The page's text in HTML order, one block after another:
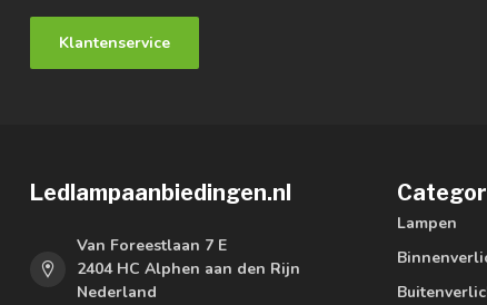
Klantenservice
Ledlampaanbiedingen.nl
Van Foreestlaan 7 E
2404 HC Alphen aan den Rijn
Nederland
Lampen